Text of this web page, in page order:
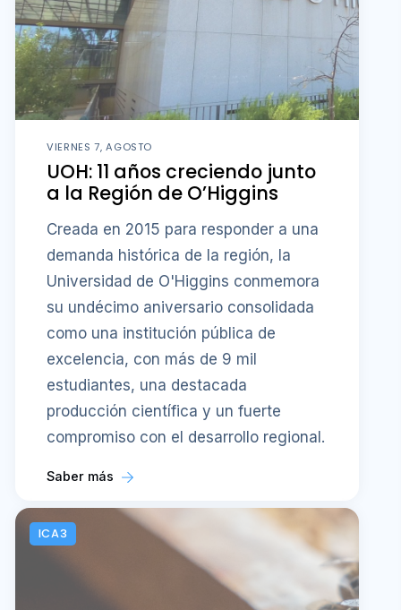
VIERNES 7, AGOSTO
UOH: 11 años creciendo junto
a la Región de O’Higgins
Creada en 2015 para responder a una
demanda histórica de la región, la
Universidad de O'Higgins conmemora
su undécimo aniversario consolidada
como una institución pública de
excelencia, con más de 9 mil
estudiantes, una destacada
producción científica y un fuerte
compromiso con el desarrollo regional.
Saber más
ICA3